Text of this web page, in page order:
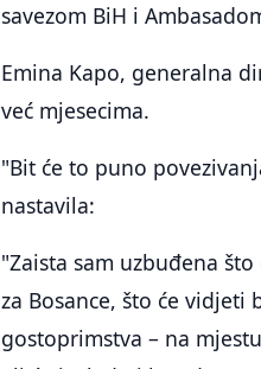
savezom BiH i
Emina Kapo, generalna
već mjesecima.
"Bit će to puno
nastavila:
"Zaista sam uzbuđena
za Bosance, što će
gostoprimstva – na